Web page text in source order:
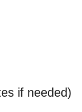
if needed)